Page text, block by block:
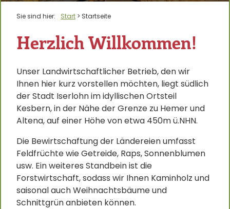
Sie sind hier: Start > Startseite
Herzlich Willkommen!
Unser Landwirtschaftlicher Betrieb, den wir
Ihnen hier kurz vorstellen möchten, liegt südlich
der Stadt Iserlohn im idyllischen Ortsteil
Kesbern, in der Nähe der Grenze zu Hemer und
Altena, auf einer Höhe von etwa 450m ü.NHN.
Die Bewirtschaftung der Ländereien umfasst
Feldfrüchte wie Getreide, Raps, Sonnenblumen
usw. Ein weiteres Standbein ist die
Forstwirtschaft, sodass wir Ihnen Kaminholz und
saisonal auch Weihnachtsbäume und
Schnittgrün anbieten können.